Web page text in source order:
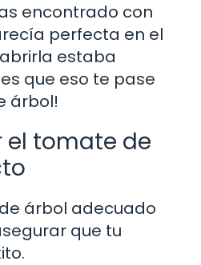
encontrado con
perfecta en el
estaba
que eso te pase
árbol!
el tomate de
árbol adecuado
que tu